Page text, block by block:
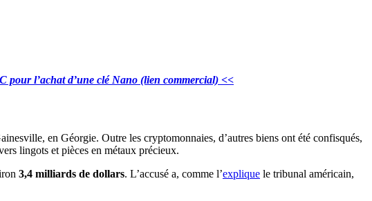
pour l’achat d’une clé Nano (lien commercial) <<
en Géorgie. Outre les cryptomonnaies, d’autres biens ont été confisqués,
lingots et pièces en métaux précieux.
3,4 milliards de dollars. L’accusé a, comme l’explique le tribunal américain,